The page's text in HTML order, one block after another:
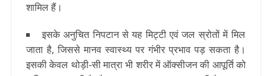
शामिल हैं।
इसके अनुचित निपटान से यह मिट्टी एवं जल स्रोतों में मिल
जाता है, जिससे मानव स्वास्थ्य पर गंभीर प्रभाव पड़ सकता है।
इसकी केवल थोड़ी-सी मात्रा भी शरीर में ऑक्सीजन की आपूर्ति को